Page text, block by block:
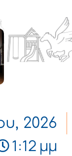
2026
1:12 μμ